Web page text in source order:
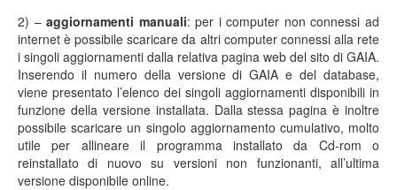
2) –aggiornamenti manuali: per i computer non connessi ad
internet è possibile scaricare da altri computer connessi alla rete
i singoli aggiornamenti dalla relativa pagina web del sito di GAIA.
Inserendo il numero della versione di GAIA e del database,
viene presentato l’elenco dei singoli aggiornamenti disponibili in
funzione della versione installata. Dalla stessa pagina è inoltre
possibile scaricare un singolo aggiornamento cumulativo, molto
utile per allineare il programma installato da Cd-rom o
reinstallato di nuovo su versioni non funzionanti, all’ultima
versione disponibile online.